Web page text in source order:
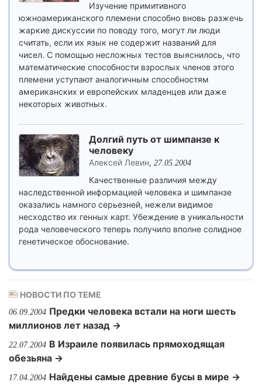
Изучение примитивного
южноамериканского племени способно вновь разжечь
жаркие дискуссии по поводу того, могут ли люди
считать, если их язык не содержит названий для
чисел. С помощью несложных тестов выяснилось, что
математические способности взрослых членов этого
племени уступают аналогичным способностям
американских и европейских младенцев или даже
некоторых животных.
Долгий путь от шимпанзе к
человеку
Алексей Левин, 27.05.2004
Качественные различия между
наследственной информацией человека и шимпанзе
оказались намного серьезней, нежели видимое
несходство их генных карт. Убеждение в уникальности
рода человеческого теперь получило вполне солидное
генетическое обоснование.
НОВОСТИ ПО ТЕМЕ
06.09.2004 Предки человека встали на ноги шесть
миллионов лет назад →
22.07.2004 В Израиле появилась прямоходящая
обезьяна →
17.04.2004 Найдены самые древние бусы в мире →